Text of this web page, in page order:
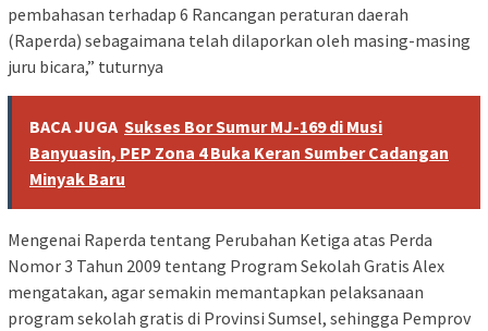
pembahasan terhadap 6 Rancangan peraturan daerah
(Raperda) sebagaimana telah dilaporkan oleh masing-masing
juru bicara,” tuturnya
BACA JUGA Sukses Bor Sumur MJ-169 di Musi
Banyuasin, PEP Zona 4 Buka Keran Sumber Cadangan
Minyak Baru
Mengenai Raperda tentang Perubahan Ketiga atas Perda
Nomor 3 Tahun 2009 tentang Program Sekolah Gratis Alex
mengatakan, agar semakin memantapkan pelaksanaan
program sekolah gratis di Provinsi Sumsel, sehingga Pemprov